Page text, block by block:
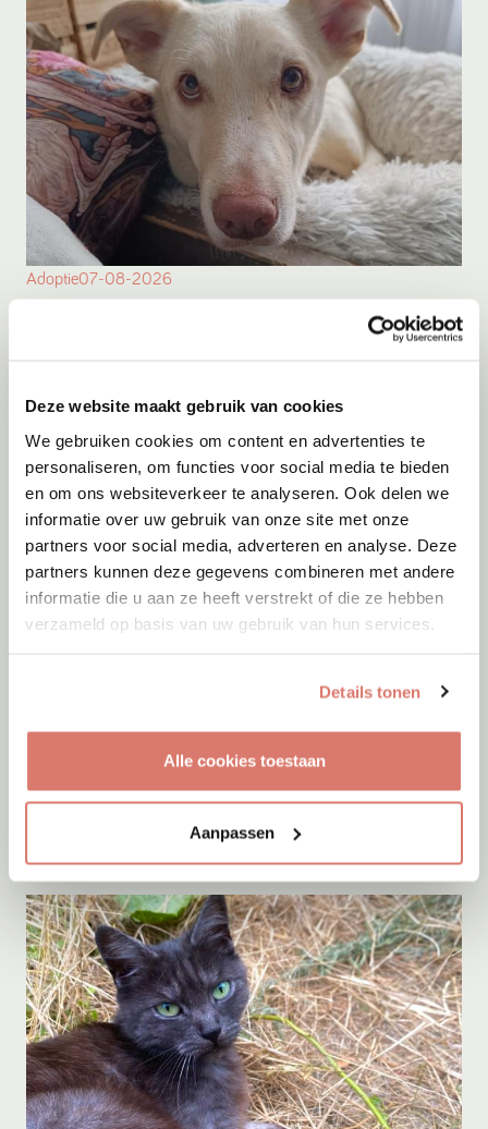
Deze website maakt gebruik van cookies
We gebruiken cookies om content en advertenties te
personaliseren, om functies voor social media te bieden
en om ons websiteverkeer te analyseren. Ook delen we
informatie over uw gebruik van onze site met onze
partners voor social media, adverteren en analyse. Deze
partners kunnen deze gegevens combineren met andere
informatie die u aan ze heeft verstrekt of die ze hebben
verzameld op basis van uw gebruik van hun services.
Details tonen
Alle cookies toestaan
Aanpassen
Adoptie07-08-2026
Adoptie
Willemsoord